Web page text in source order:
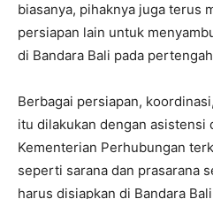
biasanya, pihaknya juga terus
persiapan lain untuk
di Bandara Bali pada
Berbagai persiapan,
itu dilakukan dengan asistensi
Kementerian Perhubungan
seperti sarana dan prasarana
harus disiapkan di Bandara